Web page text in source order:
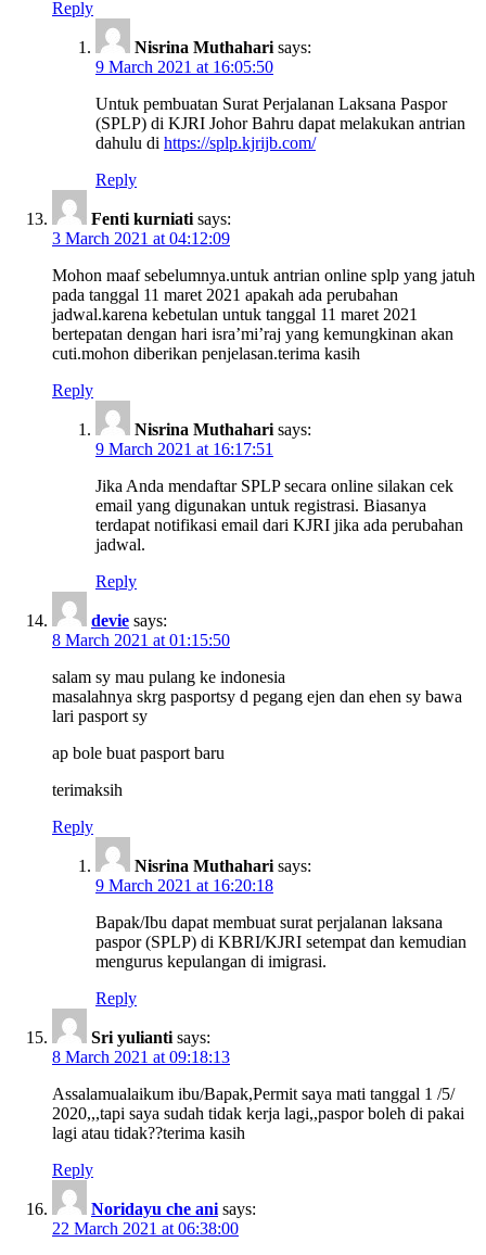
Reply
Nisrina Muthahari says:
9 March 2021 at 16:05:50
Untuk pembuatan Surat Perjalanan Laksana Paspor
(SPLP) di KJRI Johor Bahru dapat melakukan antrian
dahulu di https://splp.kjrijb.com/
Reply
Fenti kurniati says:
3 March 2021 at 04:12:09
Mohon maaf sebelumnya.untuk antrian online splp yang jatuh
pada tanggal 11 maret 2021 apakah ada perubahan
jadwal.karena kebetulan untuk tanggal 11 maret 2021
bertepatan dengan hari isra’mi’raj yang kemungkinan akan
cuti.mohon diberikan penjelasan.terima kasih
Reply
Nisrina Muthahari says:
9 March 2021 at 16:17:51
Jika Anda mendaftar SPLP secara online silakan cek
email yang digunakan untuk registrasi. Biasanya
terdapat notifikasi email dari KJRI jika ada perubahan
jadwal.
Reply
devie says:
8 March 2021 at 01:15:50
salam sy mau pulang ke indonesia
masalahnya skrg pasportsy d pegang ejen dan ehen sy bawa
lari pasport sy
ap bole buat pasport baru
terimaksih
Reply
Nisrina Muthahari says:
9 March 2021 at 16:20:18
Bapak/Ibu dapat membuat surat perjalanan laksana
paspor (SPLP) di KBRI/KJRI setempat dan kemudian
mengurus kepulangan di imigrasi.
Reply
Sri yulianti says:
8 March 2021 at 09:18:13
Assalamualaikum ibu/Bapak,Permit saya mati tanggal 1 /5/
2020,,,tapi saya sudah tidak kerja lagi,,paspor boleh di pakai
lagi atau tidak??terima kasih
Reply
Noridayu che ani says:
22 March 2021 at 06:38:00